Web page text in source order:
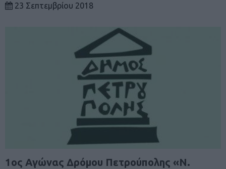
23 Σεπτεμβρίου 2018
1ος Αγώνας Δρόμου Πετρούπολης «Ν.